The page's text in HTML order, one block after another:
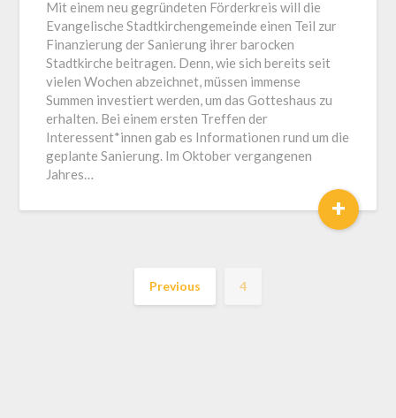
Mit einem neu gegründeten Förderkreis will die
Evangelische Stadtkirchengemeinde einen Teil zur
Finanzierung der Sanierung ihrer barocken
Stadtkirche beitragen. Denn, wie sich bereits seit
vielen Wochen abzeichnet, müssen immense
Summen investiert werden, um das Gotteshaus zu
erhalten. Bei einem ersten Treffen der
Interessent*innen gab es Informationen rund um die
geplante Sanierung. Im Oktober vergangenen
Jahres…
+
Previous 4